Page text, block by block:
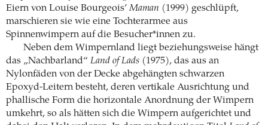
Eiern von Louise Bourgeois’Maman (1999) geschlüpft,
marschieren sie wie eine Tochterarmee aus
Spinnenwimpern auf die Besucher*innen zu.
Neben dem Wimpernland liegt beziehungsweise hängt
das „Nachbarland“ Land of Lads (1975), das aus an
Nylonfäden von der Decke abgehängten schwarzen
Epoxyd-Leitern besteht, deren vertikale Ausrichtung und
phallische Form die horizontale Anordnung der Wimpern
umkehrt, so als hätten sich die Wimpern aufgerichtet und